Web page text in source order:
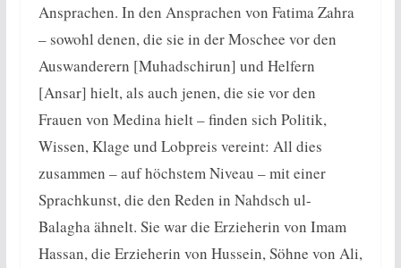
Ansprachen. In den Ansprachen von Fatima Zahra
– sowohl denen, die sie in der Moschee vor den
Auswanderern [Muhadschirun] und Helfern
[Ansar] hielt, als auch jenen, die sie vor den
Frauen von Medina hielt – finden sich Politik,
Wissen, Klage und Lobpreis vereint: All dies
zusammen – auf höchstem Niveau – mit einer
Sprachkunst, die den Reden in Nahdsch ul-
Balagha ähnelt. Sie war die Erzieherin von Imam
Hassan, die Erzieherin von Hussein, Söhne von Ali,